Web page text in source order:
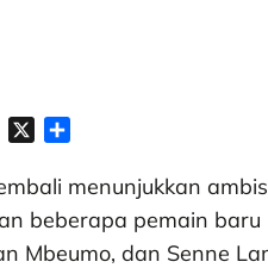
a
e
menunjukkan
beberapa pemain
Mbeumo, dan Senne